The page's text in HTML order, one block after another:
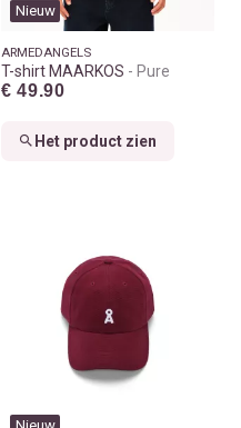
Nieuw
ARMEDANGELS
T-shirt MAARKOS Pure
€ 49.90
Het product zien